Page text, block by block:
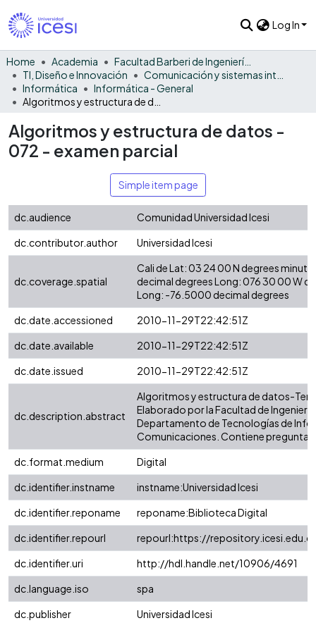
Log In
Home Academia
Facultad Barberi de Ingeniería, Diseño y Ciencias Aplicadas
TI, Diseño e Innovación
Informática
Informática - General
Algoritmos y estructura de datos -
072 - examen parcial
Simple item page
dc.audience
Comunidad Universidad Icesi
dc.contributor.author
Universidad Icesi
dc.coverage.spatial
Cali de Lat: 03 24 00 N degrees
decimal degrees Long: 076 30 00 W
Long: -76.5000 decimal degrees
dc.date.accessioned
2010-11-29T22:42:51Z
dc.date.available
2010-11-29T22:42:51Z
dc.date.issued
2010-11-29T22:42:51Z
dc.description.abstract
Algoritmos y estructura de datos-
Elaborado por la Facultad de
Departamento de Tecnologías de
Comunicaciones. Contiene preguntas.
dc.format.medium
Digital
dc.identifier.instname
instname:Universidad Icesi
dc.identifier.reponame
reponame:Biblioteca Digital
dc.identifier.repourl
repourl:https://
dc.identifier.uri
http://hdl.handle.net/10906/4691
dc.language.iso
spa
dc.publisher
Universidad Icesi